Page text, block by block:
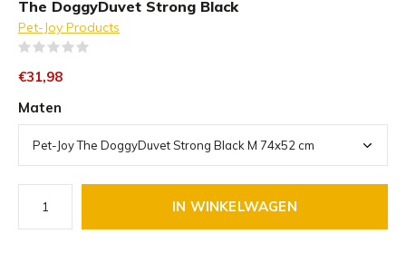
The DoggyDuvet Strong Black
Pet-Joy Products
€31,98
Maten
IN WINKELWAGEN